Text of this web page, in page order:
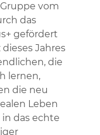
vom
das
gefördert
Jahres
die
lernen,
die neu
Leben
das echte